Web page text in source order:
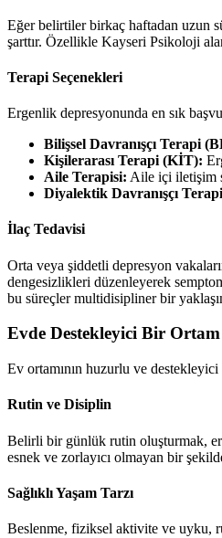
Eğer belirtiler birkaç haftadan uzun
şarttır. Özellikle Kayseri Psikoloji
Terapi Seçenekleri
Ergenlik depresyonunda en sık
Bilişsel Davranışçı Terapi
Kişilerarası Terapi (KİT):
Aile Terapisi: Aile içi iletişim
Diyalektik Davranışçı
İlaç Tedavisi
Orta veya şiddetli depresyon
dengesizlikleri düzenleyerek
bu süreçler multidisipliner bir
Evde Destekleyici Bir
Ev ortamının huzurlu ve destekleyici
Rutin ve Disiplin
Belirli bir günlük rutin oluşturmak,
esnek ve zorlayıcı olmayan bir
Sağlıklı Yaşam Tarzı
Beslenme, fiziksel aktivite ve uyku,